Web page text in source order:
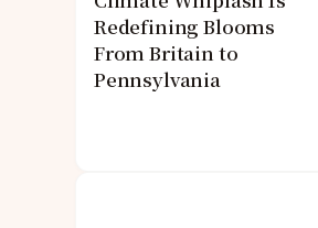
Redefining Blooms
From Britain to
Pennsylvania